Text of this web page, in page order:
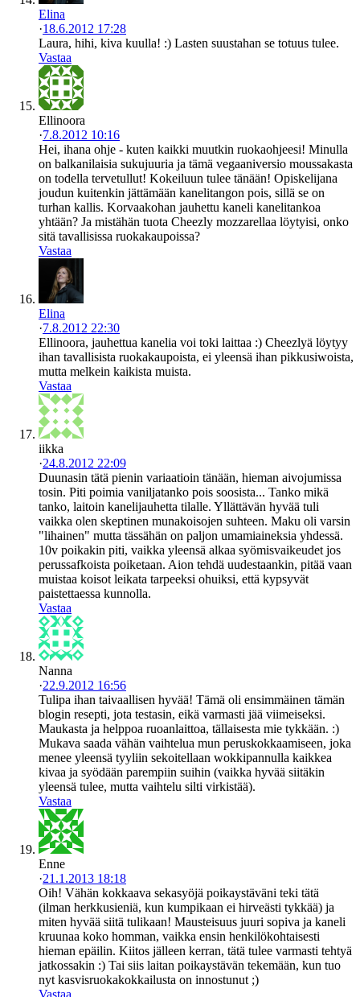
Elina
·18.6.2012 17:28
Laura, hihi, kiva kuulla! :) Lasten suustahan se totuus tulee.
Vastaa
Ellinoora
·7.8.2012 10:16
Hei, ihana ohje - kuten kaikki muutkin ruokaohjeesi! Minulla
on balkanilaisia sukujuuria ja tämä vegaaniversio moussakasta
on todella tervetullut! Kokeiluun tulee tänään! Opiskelijana
joudun kuitenkin jättämään kanelitangon pois, sillä se on
turhan kallis. Korvaakohan jauhettu kaneli kanelitankoa
yhtään? Ja mistähän tuota Cheezly mozzarellaa löytyisi, onko
sitä tavallisissa ruokakaupoissa?
Vastaa
Elina
·7.8.2012 22:30
Ellinoora, jauhettua kanelia voi toki laittaa :) Cheezlyä löytyy
ihan tavallisista ruokakaupoista, ei yleensä ihan pikkusiwoista,
mutta melkein kaikista muista.
Vastaa
iikka
·24.8.2012 22:09
Duunasin tätä pienin variaatioin tänään, hieman aivojumissa
tosin. Piti poimia vaniljatanko pois soosista... Tanko mikä
tanko, laitoin kanelijauhetta tilalle. Yllättävän hyvää tuli
vaikka olen skeptinen munakoisojen suhteen. Maku oli varsin
"lihainen" mutta tässähän on paljon umamiaineksia yhdessä.
10v poikakin piti, vaikka yleensä alkaa syömisvaikeudet jos
perussafkoista poiketaan. Aion tehdä uudestaankin, pitää vaan
muistaa koisot leikata tarpeeksi ohuiksi, että kypsyvät
paistettaessa kunnolla.
Vastaa
Nanna
·22.9.2012 16:56
Tulipa ihan taivaallisen hyvää! Tämä oli ensimmäinen tämän
blogin resepti, jota testasin, eikä varmasti jää viimeiseksi.
Maukasta ja helppoa ruoanlaittoa, tällaisesta mie tykkään. :)
Mukava saada vähän vaihtelua mun peruskokkaamiseen, joka
menee yleensä tyyliin sekoitellaan wokkipannulla kaikkea
kivaa ja syödään parempiin suihin (vaikka hyvää siitäkin
yleensä tulee, mutta vaihtelu silti virkistää).
Vastaa
Enne
·21.1.2013 18:18
Oih! Vähän kokkaava sekasyöjä poikaystäväni teki tätä
(ilman herkkusieniä, kun kumpikaan ei hirveästi tykkää) ja
miten hyvää siitä tulikaan! Mausteisuus juuri sopiva ja kaneli
kruunaa koko homman, vaikka ensin henkilökohtaisesti
hieman epäilin. Kiitos jälleen kerran, tätä tulee varmasti tehtyä
jatkossakin :) Tai siis laitan poikaystävän tekemään, kun tuo
nyt kasvisruokakokkailusta on innostunut ;)
Vastaa